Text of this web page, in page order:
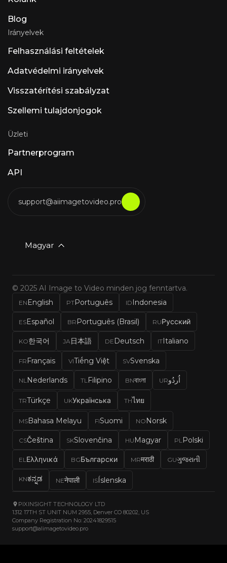
Blog
Irányelvek
Felhasználási feltételek
Adatvédelmi irányelvek
Visszatérítési szabályzat
Szellemi tulajdonjogok
Üzleti
Partnerprogram
API
support@aiimagetovideo.pro
Magyar
© 2025 AI Image to Video minden jog fenntartva.
EN English PTPortuguês ID Indonesia
ESEspañol BR Português (Brasil) RUРусский
KO한국어 JA 日本語 DE Deutsch IT Italiano
FR Français VITiếng Việt SVSvenska
NL Nederlands TL Filipino BNবাংলা URاُردُو
TRTürkçe UKУкраїнська THไทย
MSBahasa Melayu FISuomi NO Norsk
CSČeština SKSlovenčina HU Magyar PL Polski
EL Ελληνικά BGБългарски MRमराठी GUગુજરાતી
KNಕನ್ನಡ NEनेपाली ISÍslenska
PIXINSIGHT TECHNOLOGY LTD
1312 17TH ST UNIT NUM 2955, Denver CO 80202, US
Company Registration No: 20241829515
support@alimagetovideo.pro